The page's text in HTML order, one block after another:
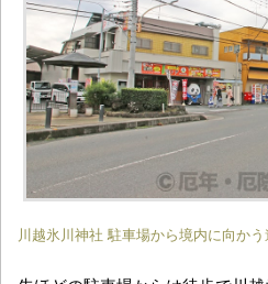
川越氷川神社 駐車場から境内に向か